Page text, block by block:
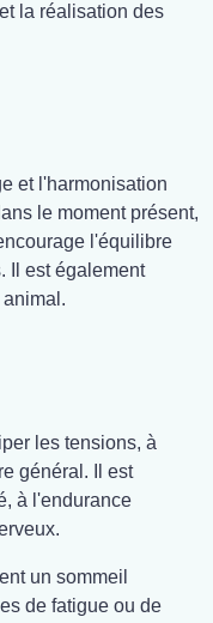
la réalisation des
et l'harmonisation
le moment présent,
l'équilibre
Il est également
les tensions, à
général. Il est
à l'endurance
un sommeil
de fatigue ou de